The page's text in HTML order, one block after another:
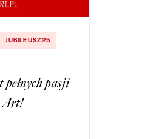
JUBILEUSZ25
pasji
Art!